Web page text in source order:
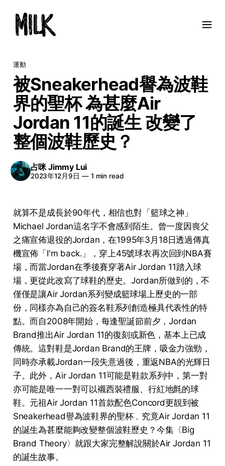
運動
被Sneakerhead譽為波鞋
界的聖杯 為甚麼Air
Jordan 11的誕生 改變了
整個波鞋歷史？
占咪 Jimmy Lui
2023年12月9日 —1 min read
就算不是成長於90年代，相信也對「籃球之神」
Michael Jordan這名字不會感到陌生。曾一度因喪父
之痛宣佈退役的Jordan，在1995年3月18日透過傳真
機宣佈「I'm back.」，穿上45號球衣再次回到NBA賽
場，而當Jordan在季後賽穿著Air Jordan 11踏入球
場，更從此改寫了球鞋的歷史。Jordan所做到的，不
僅僅是讓Air Jordan系列變成籃球場上歷史的一部
份，同樣亦為自己的簽名鞋系列創造極具代表性的特
點。而自2008年開始，每逢聖誕節前夕，Jordan
Brand推出Air Jordan 11的復刻或新色，基本上已成
傳統。這對鞋是Jordan Brand的王牌，吸金力強勁，
同時亦承載Jordan一段失意過後，重返NBA的光輝日
子。此外，Air Jordan 11可能是鞋款系列中，第一對
亦可能是唯一一對可以襯西裝禮服、行紅地氈的球
鞋。元祖Air Jordan 11首款配色Concord更靚到被
Sneakerhead譽為波鞋界的聖杯﹐究竟Air Jordan 11
的誕生為甚麼能夠改變整個波鞋歷史？今集〈Big
Brand Theory〉就跟大家完整解說關於Air Jordan 11
的誕生故事。